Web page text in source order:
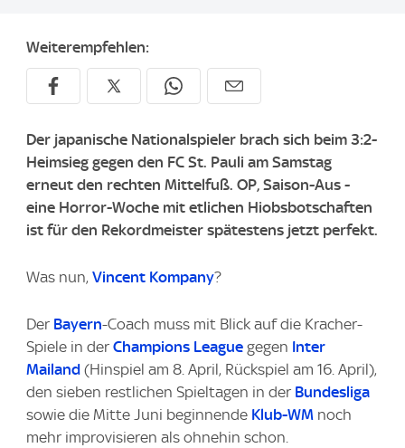
Weiterempfehlen:
Der japanische Nationalspieler brach sich beim 3:2-
Heimsieg gegen den FC St. Pauli am Samstag
erneut den rechten Mittelfuß. OP, Saison-Aus -
eine Horror-Woche mit etlichen Hiobsbotschaften
ist für den Rekordmeister spätestens jetzt perfekt.
Was nun, Vincent Kompany?
Der Bayern-Coach muss mit Blick auf die Kracher-
Spiele in der Champions League gegen Inter
Mailand (Hinspiel am 8. April, Rückspiel am 16. April),
den sieben restlichen Spieltagen in der Bundesliga
sowie die Mitte Juni beginnende Klub-WM noch
mehr improvisieren als ohnehin schon.